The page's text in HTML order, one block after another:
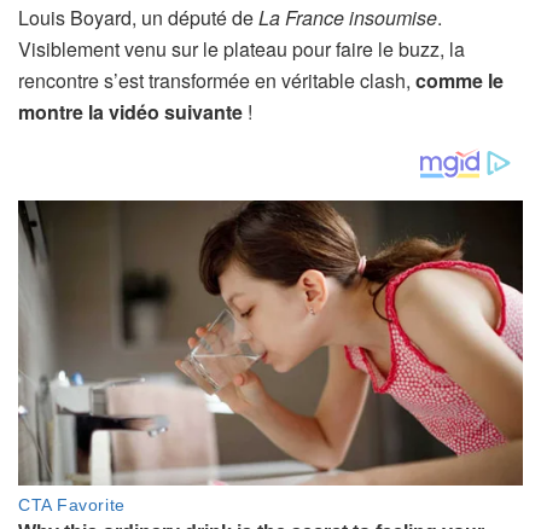
Louis Boyard, un député deLa France insoumise.
Visiblement venu sur le plateau pour faire le buzz, la
rencontre s’est transformée en véritable clash, comme le
montre la vidéo suivante !